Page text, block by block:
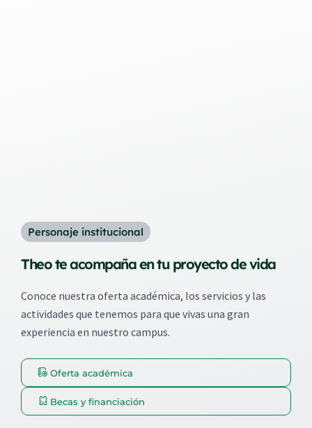
Personaje institucional
Theo te acompaña en tu proyecto de vida
Conoce nuestra oferta académica, los servicios y las
actividades que tenemos para que vivas una gran
experiencia en nuestro campus.
Oferta académica
Becas y financiación